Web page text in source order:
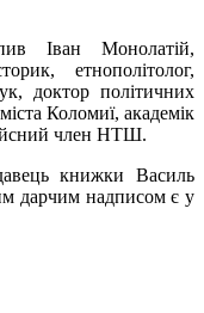
Іван Монолатій,
етнополітолог,
доктор політичних
Коломиї, академік
член НТШ.
книжки Василь
дарчим надписом є у